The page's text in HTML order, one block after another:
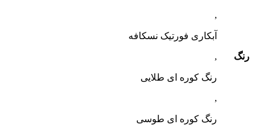
رنگ
,
آبکاری فورتیک نسکافه
,
رنگ کوره ای طلایی
,
رنگ کوره ای طوسی